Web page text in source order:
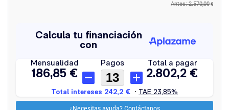
Antes: 2.570,00 €